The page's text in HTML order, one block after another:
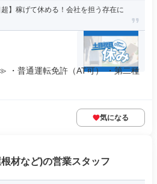
】稼げて休める！会社を担う存在に
・普通運転免許（AT可） ・第二種
気になる
材など)の営業スタッフ